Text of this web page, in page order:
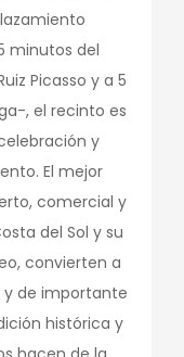
minutos del
Picasso y a 5
, el recinto es
y
El mejor
comercial y
del Sol y su
convierten a
y de importante
histórica y